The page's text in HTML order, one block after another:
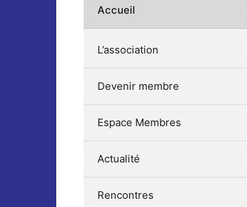
Accueil
L’association
Devenir membre
Espace Membres
Actualité
Rencontres